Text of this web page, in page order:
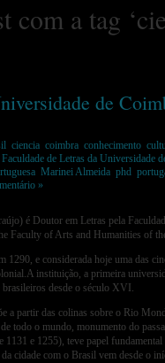
com a tag
de
ciencia coimbra conhecimento
Faculdade de Letras da Universidade
Marinei Almeida phd
»
é Doutor em Letras pela
Faculty of Arts and Humanities of
1290, e considerada hoje uma das
instituição, a primeira
brasileiros desde o século XVI.
a partir das colinas sobre o Rio
todo o mundo, monumento do
1131 e 1255), teve papel
da cidade com o Brasil vem desde o